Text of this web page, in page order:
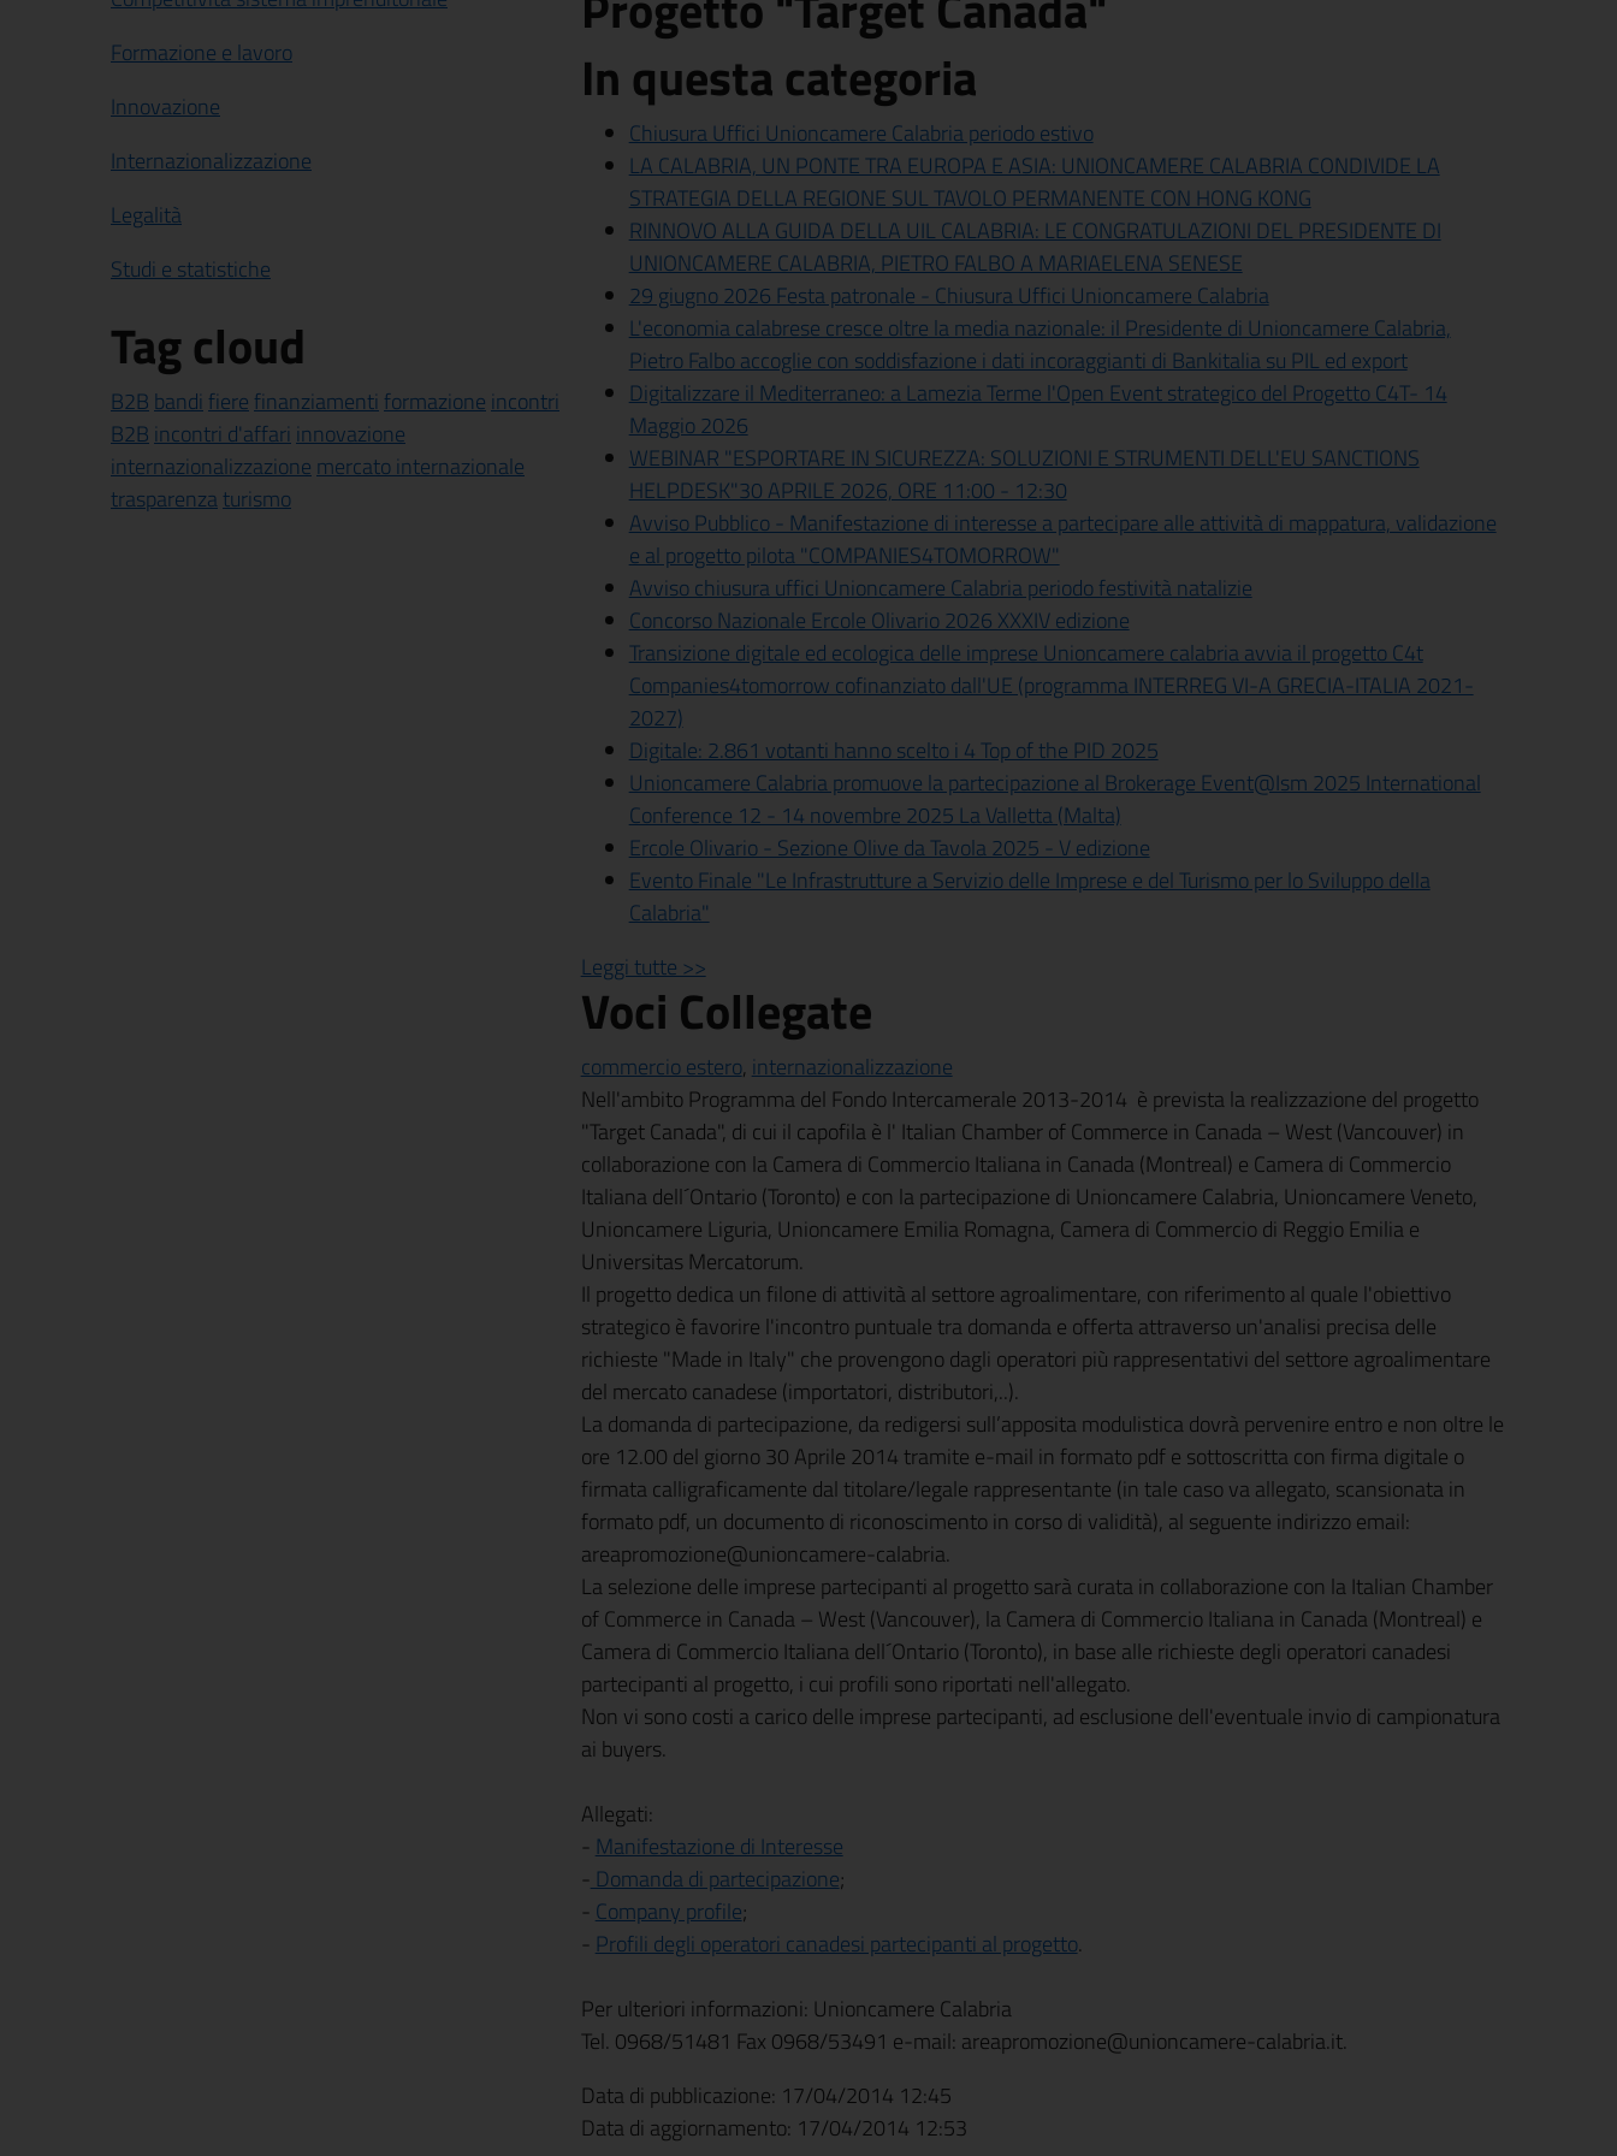
Formazione e lavoro
Innovazione
Internazionalizzazione
Legalità
Studi e statistiche
Tag cloud
B2B bandi fiere finanziamenti formazione incontri
B2B incontri d'affari innovazione
internazionalizzazione mercato internazionale
trasparenzaturismo
In questa categoria
Chiusura Uffici Unioncamere Calabria periodo estivo
LA CALABRIA, UN PONTE TRA EUROPA E ASIA: UNIONCAMERE CALABRIA CONDIVIDE LA
STRATEGIA DELLA REGIONE SUL TAVOLO PERMANENTE CON HONG KONG
RINNOVO ALLA GUIDA DELLA UIL CALABRIA: LE CONGRATULAZIONI DEL PRESIDENTE DI
UNIONCAMERE CALABRIA, PIETRO FALBO A MARIAELENA SENESE
29 giugno 2026 Festa patronale - Chiusura Uffici Unioncamere Calabria
L'economia calabrese cresce oltre la media nazionale: il Presidente di Unioncamere Calabria,
Pietro Falbo accoglie con soddisfazione i dati incoraggianti di Bankitalia su PIL ed export
Digitalizzare il Mediterraneo: a Lamezia Terme l'Open Event strategico del Progetto C4T- 14
Maggio 2026
WEBINAR "ESPORTARE IN SICUREZZA: SOLUZIONI E STRUMENTI DELL'EU SANCTIONS
HELPDESK"30 APRILE 2026, ORE 11:00 - 12:30
Avviso Pubblico - Manifestazione di interesse a partecipare alle attività di mappatura, validazione
e al progetto pilota "COMPANIES4TOMORROW"
Avviso chiusura uffici Unioncamere Calabria periodo festività natalizie
Concorso Nazionale Ercole Olivario 2026 XXXIV edizione
Transizione digitale ed ecologica delle imprese Unioncamere calabria avvia il progetto C4t
Companies4tomorrow cofinanziato dall'UE (programma INTERREG VI-A GRECIA-ITALIA 2021-
2027)
Digitale: 2.861 votanti hanno scelto i 4 Top of the PID 2025
Unioncamere Calabria promuove la partecipazione al Brokerage Event@Ism 2025 International
Conference 12 - 14 novembre 2025 La Valletta (Malta)
Ercole Olivario - Sezione Olive da Tavola 2025 - V edizione
Evento Finale "Le Infrastrutture a Servizio delle Imprese e del Turismo per lo Sviluppo della
Calabria"
Leggi tutte >>
Voci Collegate
commercio estero, internazionalizzazione
Nell'ambito Programma del Fondo Intercamerale 2013-2014 è prevista la realizzazione del progetto
"Target Canada", di cui il capofila è l' Italian Chamber of Commerce in Canada – West (Vancouver) in
collaborazione con la Camera di Commercio Italiana in Canada (Montreal) e Camera di Commercio
Italiana dell´Ontario (Toronto) e con la partecipazione di Unioncamere Calabria, Unioncamere Veneto,
Unioncamere Liguria, Unioncamere Emilia Romagna, Camera di Commercio di Reggio Emilia e
Universitas Mercatorum.
Il progetto dedica un filone di attività al settore agroalimentare, con riferimento al quale l'obiettivo
strategico è favorire l'incontro puntuale tra domanda e offerta attraverso un'analisi precisa delle
richieste "Made in Italy" che provengono dagli operatori più rappresentativi del settore agroalimentare
del mercato canadese (importatori, distributori,..).
La domanda di partecipazione, da redigersi sull’apposita modulistica dovrà pervenire entro e non oltre le
ore 12.00 del giorno30 Aprile 2014 tramite e-mail in formato pdf e sottoscritta con firma digitale o
firmata calligraficamente dal titolare/legale rappresentante (in tale caso va allegato, scansionata in
formato pdf, un documento di riconoscimento in corso di validità), al seguente indirizzo email:
areapromozione@unioncamere-calabria.
La selezione delle imprese partecipanti al progetto sarà curata in collaborazione con la Italian Chamber
of Commerce in Canada – West (Vancouver), la Camera di Commercio Italiana in Canada (Montreal) e
Camera di Commercio Italiana dell´Ontario (Toronto), in base alle richieste degli operatori canadesi
partecipanti al progetto, i cui profili sono riportati nell'allegato.
Non vi sono costi a carico delle imprese partecipanti, ad esclusione dell'eventuale invio di campionatura
ai buyers.
Allegati:
- Manifestazione di Interesse
- Domanda di partecipazione;
- Company profile;
- Profili degli operatori canadesi partecipanti al progetto.
Per ulteriori informazioni: Unioncamere Calabria
Tel. 0968/51481 Fax 0968/53491 e-mail: areapromozione@unioncamere-calabria.it.
Data di pubblicazione: 17/04/2014 12:45
Data di aggiornamento: 17/04/2014 12:53